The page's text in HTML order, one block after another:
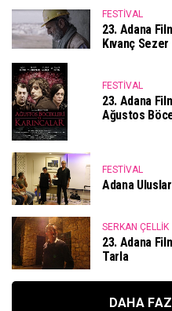
FESTIVAL
23. Adana
Kıvanç
FESTIVAL
23. Adana
Ağustos
FESTIVAL
Adana
SERKAN ÇELLIK
23. Adana
Tarla
DAHA